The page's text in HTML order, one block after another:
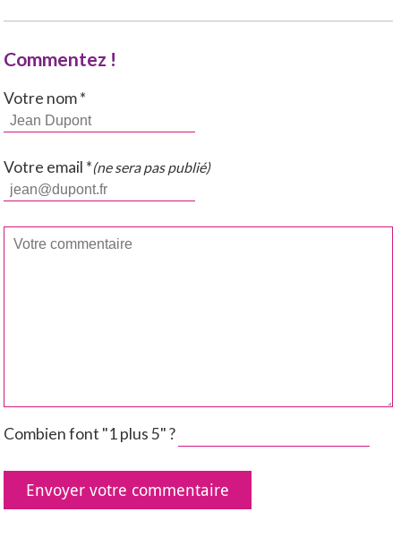
Commentez !
Votre nom *
Votre email *(ne sera pas publié)
Combien font "1 plus 5" ?